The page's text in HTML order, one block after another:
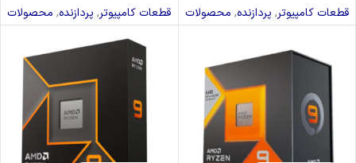
قطعات کامپیوتر, پردازنده, محصولات
قطعات کامپیوتر, پردازنده, محصولات